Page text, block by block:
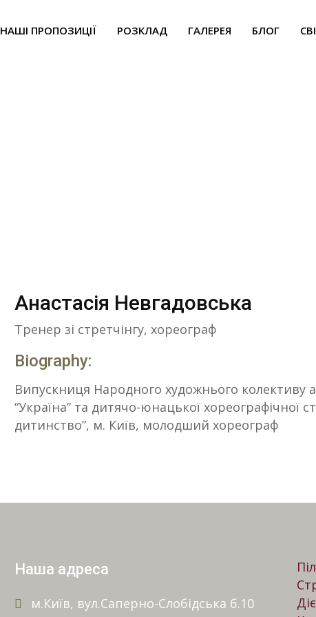
НАШІ ПРОПОЗИЦІЇ РОЗКЛАД ГАЛЕРЕЯ БЛОГ
Анастасія Невгадовська
Тренер зі стретчінгу, хореограф
Biography:
Випускниця Народного художнього
“Україна” та дитячо-юнацької хореографічної
дитинство”, м. Київ, молодший хореограф
Наша адреса
м.Київ, вул.Саперно-Слобідська б.10